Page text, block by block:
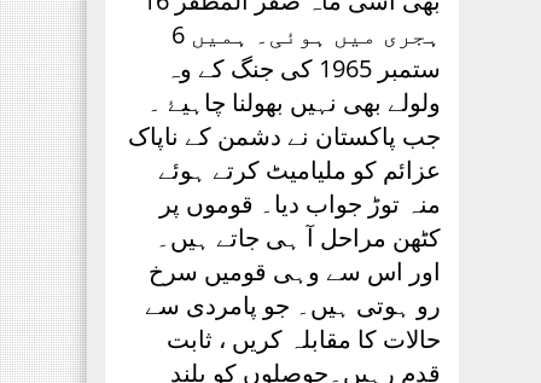
ہجری میں ہوئی۔ ہمیں 6
ستمبر 1965 کی جنگ کے وہ
ولولے بھی نہیں بھولنا چاہیۓ ۔
جب پاکستان نے دشمن کے ناپاک
عزائم کو ملیامیٹ کرتے ہوئے
منہ توڑ جواب دیا۔ قوموں پر
کٹھن مراحل آ ہی جاتے ہیں۔
اور اس سے وہی قومیں سرخ
رو ہوتی ہیں۔ جو پامردی سے
حالات کا مقابلہ کریں ، ثابت
قدم رہیں۔حوصلوں کو بلند